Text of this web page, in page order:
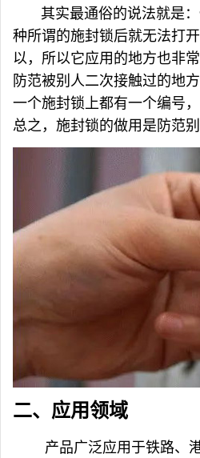
其实最通俗的说法就是：
种所谓的施封锁后就无法打
以，所以它应用的地方也非
防范被别人二次接触过的地
一个施封锁上都有一个编号
总之，施封锁的做用是防范
二、 应用领域
产品广泛应用于铁路、